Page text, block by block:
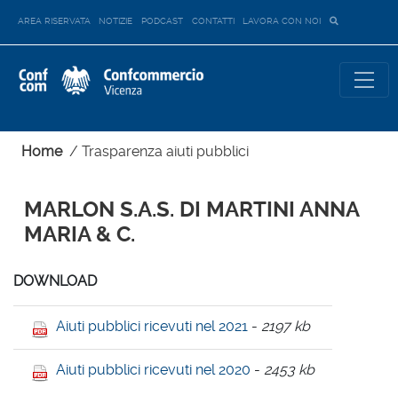
AREA RISERVATA NOTIZIE PODCAST CONTATTI LAVORA CON NOI
Home/ Trasparenza aiuti pubblici
MARLON S.A.S. DI MARTINI ANNA
MARIA & C.
DOWNLOAD
Aiuti pubblici ricevuti nel 2021 - 2197 kb
Aiuti pubblici ricevuti nel 2020 - 2453 kb